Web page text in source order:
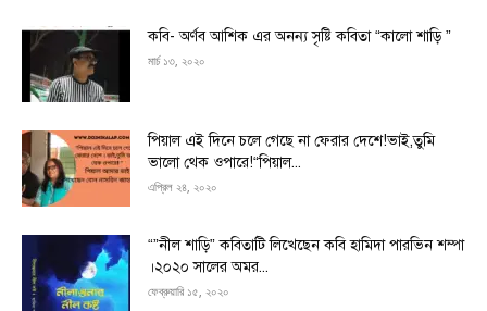
কবি- অর্ণব আশিক এর অনন্য সৃষ্টি কবিতা “কালো শাড়ি ”
মার্চ ১৩, ২০২০
পিয়াল এই দিনে চলে গেছে না ফেরার দেশে!ভাই,তুমি
ভালো থেক ওপারে!“পিয়াল...
এপ্রিল ২৪, ২০২০
“”নীল শাড়ি” কবিতাটি লিখেছেন কবি হামিদা পারভিন শম্পা
।২০২০ সালের অমর...
ফেব্রুয়ারি ১৫, ২০২০